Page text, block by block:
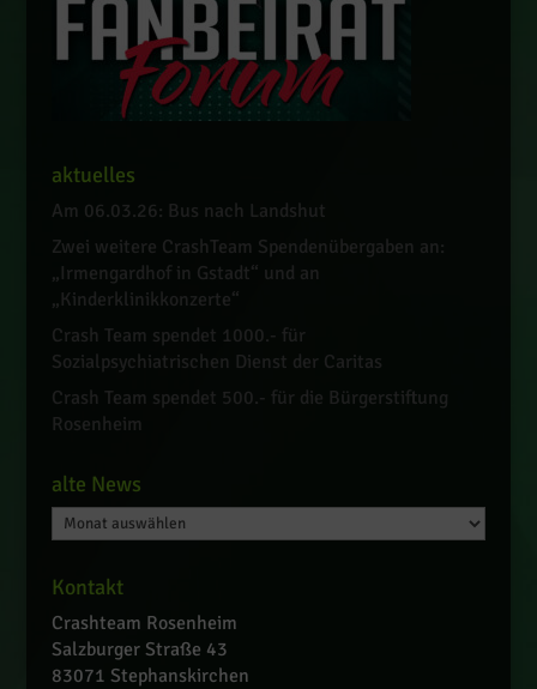
aktuelles
Am 06.03.26: Bus nach Landshut
Zwei weitere CrashTeam Spendenübergaben an:
„Irmengardhof in Gstadt“ und an
„Kinderklinikkonzerte“
Crash Team spendet 1000.- für
Sozialpsychiatrischen Dienst der Caritas
Crash Team spendet 500.- für die Bürgerstiftung
Rosenheim
alte News
alte
News
Kontakt
Crashteam Rosenheim
Salzburger Straße 43
83071 Stephanskirchen